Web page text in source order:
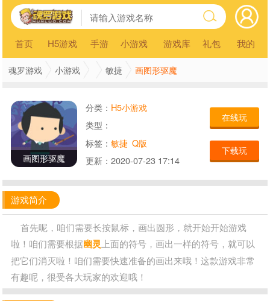
首页 H5游戏 手游 小游戏 游戏库 礼包 我的
魂罗游戏 小游戏 敏捷 画图形驱魔
画图形驱魔
分类： H5小游戏
类型：
标签： 敏捷 Q版
更新： 2020-07-23 17:14
在线玩
下载玩
游戏简介
首先呢，咱们需要长按鼠标，画出圆形，就开始开始游戏
啦！咱们需要根据幽灵 上面的符号，画出一样的符号，就可以
把它们消灭啦！咱们需要快速准备的画出来哦！这款游戏非常
有趣呢，很受各大玩家的欢迎哦！